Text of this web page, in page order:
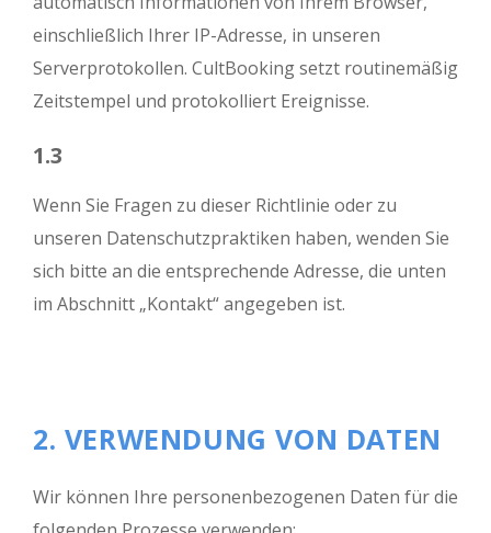
einschließlich Ihrer IP-Adresse, in unseren
Serverprotokollen. CultBooking setzt routinemäßig
Zeitstempel und protokolliert Ereignisse.
1.3
Wenn Sie Fragen zu dieser Richtlinie oder zu
unseren Datenschutzpraktiken haben, wenden Sie
sich bitte an die entsprechende Adresse, die unten
im Abschnitt „Kontakt“ angegeben ist.
2. VERWENDUNG VON DATEN
Wir können Ihre personenbezogenen Daten für die